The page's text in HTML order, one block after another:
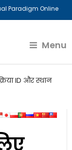
Paradigm Online
Menu
ID और स्थान